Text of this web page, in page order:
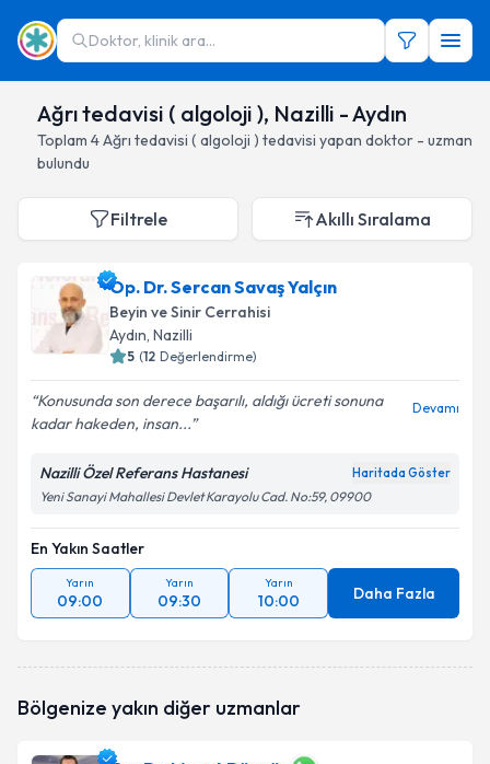
Doktor, klinik ara...
Ağrı tedavisi ( algoloji ), Nazilli - Aydın
Toplam 4Ağrı tedavisi ( algoloji ) tedavisi yapan doktor - uzman
bulundu
Filtrele Akıllı Sıralama
Op. Dr. Sercan Savaş Yalçın
Beyin ve Sinir Cerrahisi
Aydın, Nazilli
5 (12 Değerlendirme)
Konusunda son derece başarılı, aldığı ücreti sonuna
kadar hakeden, insan...
Devamı
Nazilli Özel Referans Hastanesi Haritada Göster
Yeni Sanayi Mahallesi Devlet Karayolu Cad. No:59, 09900
En Yakın Saatler
Yarın
09:00
Yarın
09:30
Yarın
10:00 Daha Fazla
Bölgenize yakın diğer uzmanlar